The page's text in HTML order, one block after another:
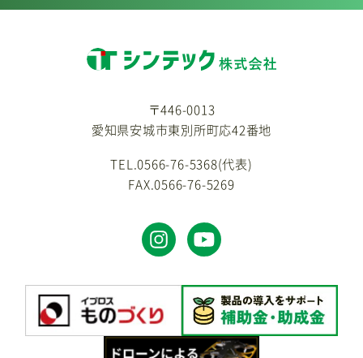
〒446-0013
愛知県安城市東別所町応42番地
TEL.0566-76-5368(代表)
FAX.0566-76-5269